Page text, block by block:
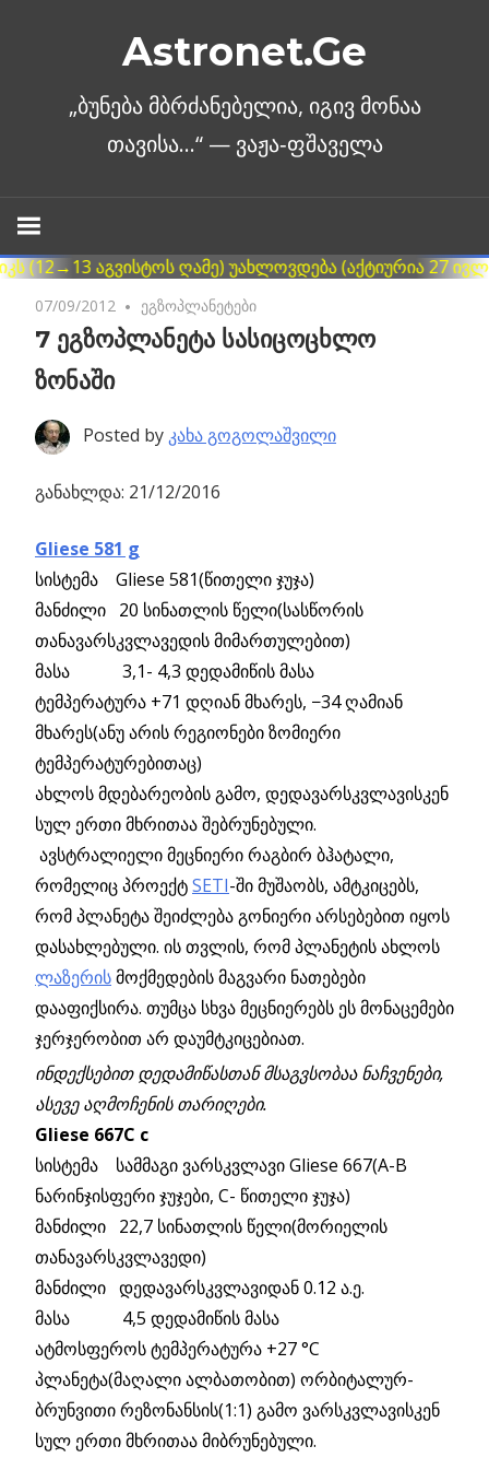
Astronet.Ge
07/09/2012 No comments
ეგზოპლანეტები
7 ეგზოპლანეტა სასიცოცხლო
ზონაში
Posted by კახა გოგოლაშვილი
განახლდა: 21/12/2016
Gliese 581 g
სისტემა Gliese 581(წითელი ჯუჯა)
მანძილი 20 სინათლის წელი(სასწორის
თანავარსკვლავედის მიმართულებით)
მასა 3,1- 4,3 დედამიწის მასა
ტემპერატურა +71 დღიან მხარეს, −34 ღამიან
მხარეს(ანუ არის რეგიონები ზომიერი
ტემპერატურებითაც)
ახლოს მდებარეობის გამო, დედავარსკვლავისკენ
სულ ერთი მხრითაა შებრუნებული.
ავსტრალიელი მეცნიერი რაგბირ ბჰატალი,
რომელიც პროექტSETI-ში მუშაობს, ამტკიცებს,
რომ პლანეტა შეიძლება გონიერი არსებებით იყოს
დასახლებული. ის თვლის, რომ პლანეტის ახლოს
ლაზერისმოქმედების მაგვარი ნათებები
დააფიქსირა. თუმცა სხვა მეცნიერებს ეს მონაცემები
ჯერჯერობით არ დაუმტკიცებიათ.
ინდექსებით დედამიწასთან მსაგვსობაა ნაჩვენები,
ასევე აღმოჩენის თარიღები.
Gliese 667C c
სისტემა სამმაგი ვარსკვლავი Gliese 667(A-B
ნარინჯისფერი ჯუჯები, C- წითელი ჯუჯა)
მანძილი 22,7 სინათლის წელი(მორიელის
თანავარსკვლავედი)
მანძილი დედავარსკვლავიდან 0.12 ა.ე.
მასა 4,5 დედამიწის მასა
ატმოსფეროს ტემპერატურა +27 °C
პლანეტა(მაღალი ალბათობით) ორბიტალურ-
ბრუნვითი რეზონანსის(1:1) გამო ვარსკვლავისკენ
სულ ერთი მხრითაა მიბრუნებული.